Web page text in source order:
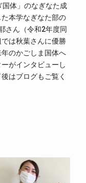
体」のなぎなた成
本学なぎなた部の
さん（令和2年度同
は秋葉さんに優勝
のかごしま国体へ
がインタビューし
はブログもご覧く